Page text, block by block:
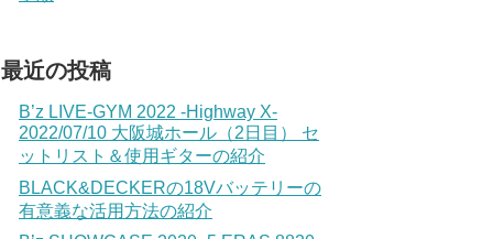
最近の投稿
B’z LIVE-GYM 2022 -Highway X-
2022/07/10 大阪城ホール（2日目） セ
ットリスト＆使用ギターの紹介
BLACK&DECKERの18Vバッテリーの
有意義な活用方法の紹介